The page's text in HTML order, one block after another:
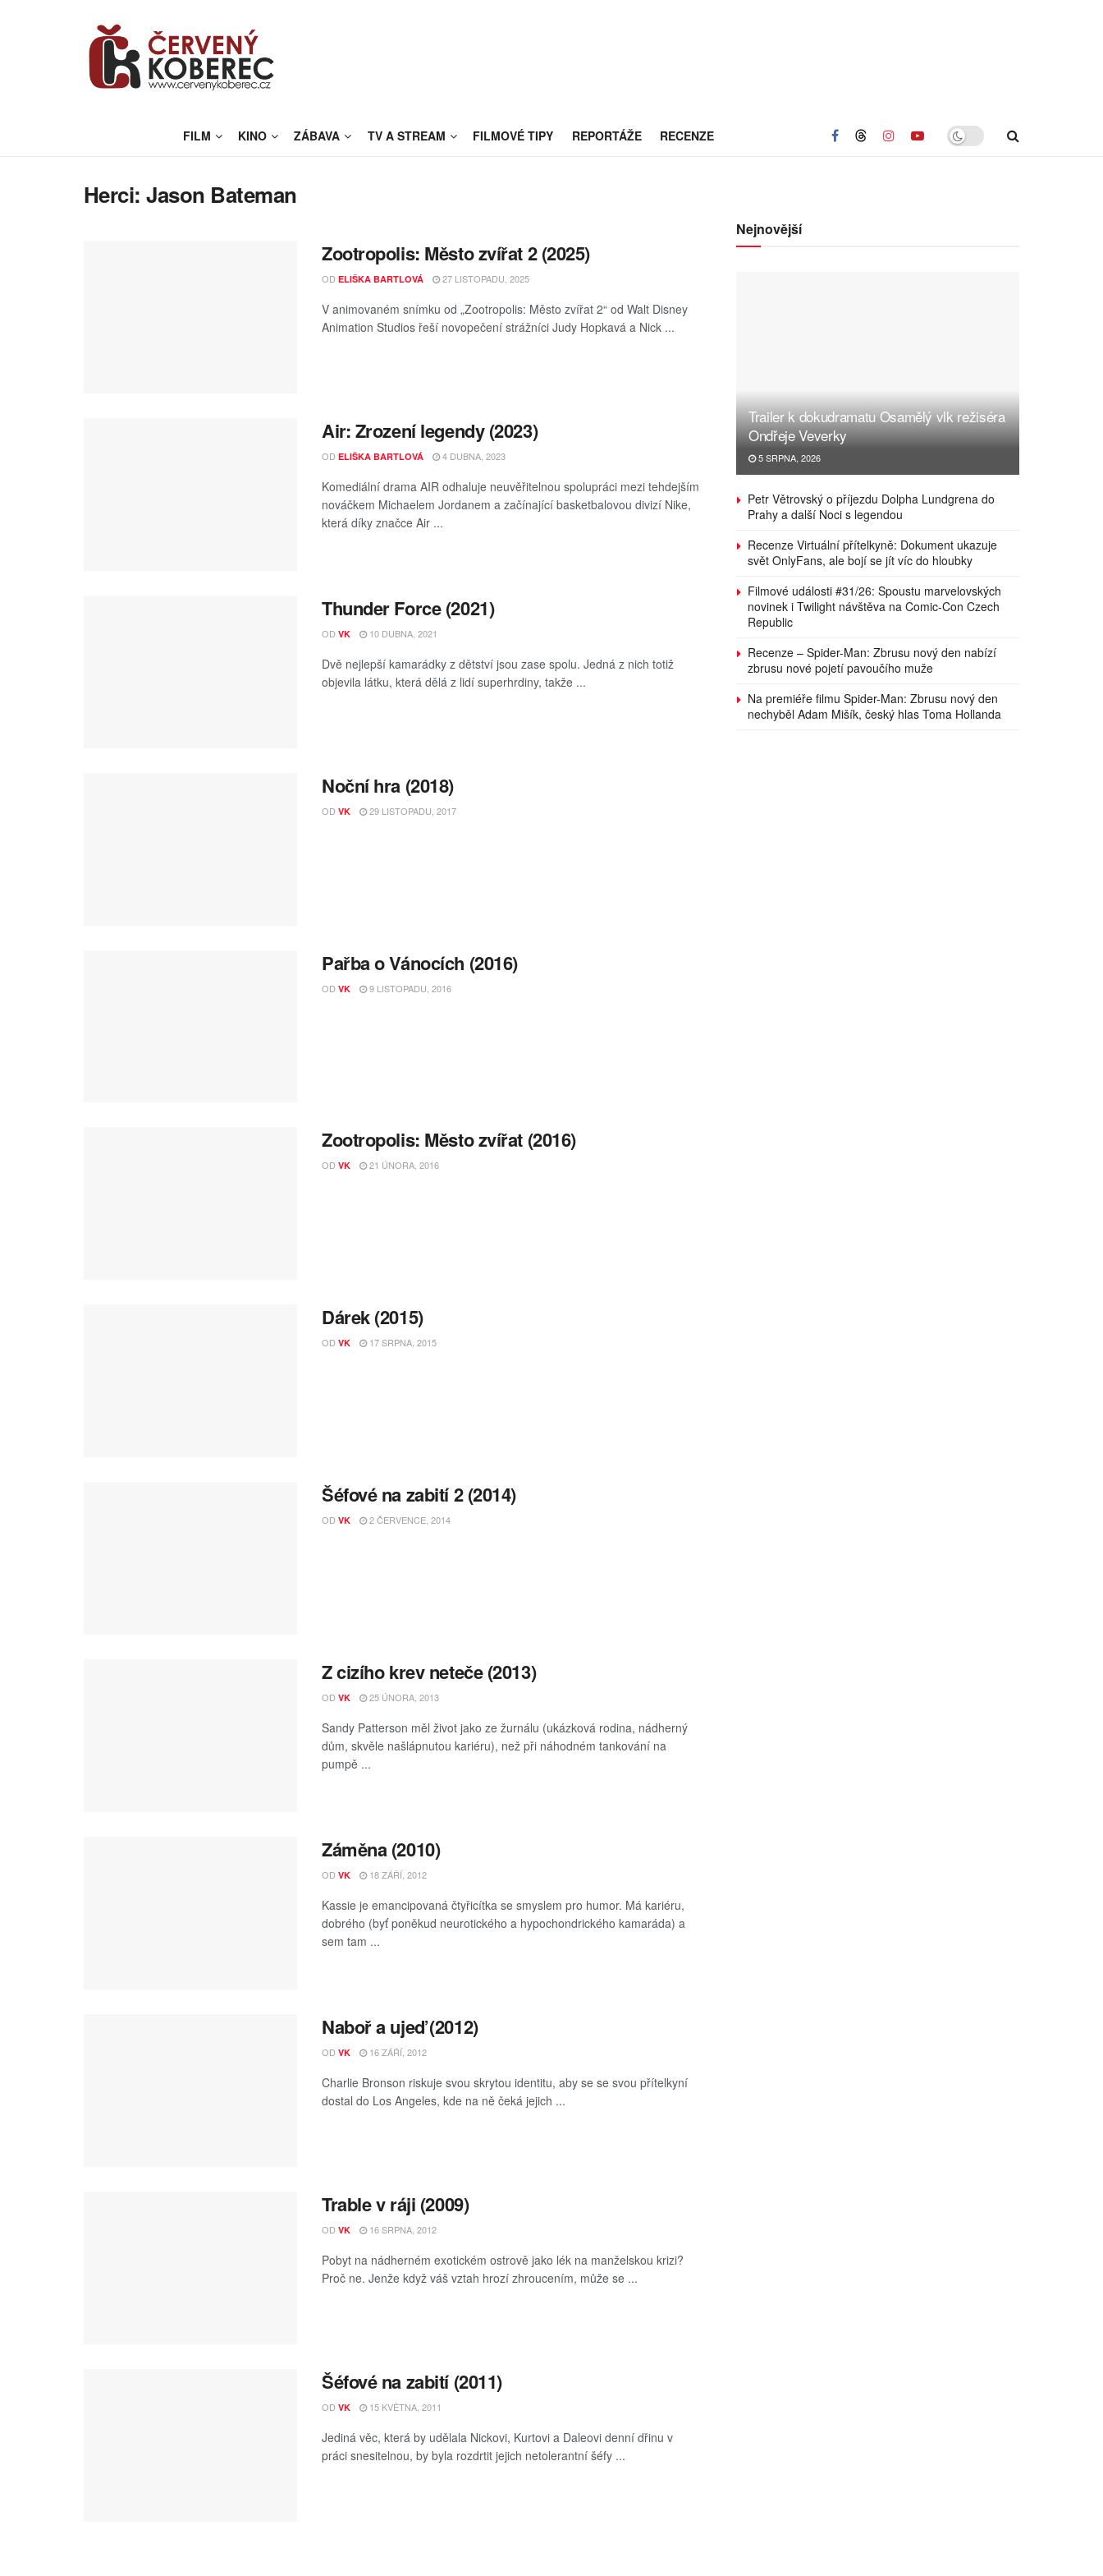
FILM KINO ZÁBAVA TV A STREAM FILMOVÉ TIPY REPORTÁŽE RECENZE
Herci:Jason Bateman
Zootropolis: Město zvířat 2 (2025)
OD ELIŠKA BARTLOVÁ 27 LISTOPADU, 2025
V animovaném snímku od „Zootropolis: Město zvířat 2“ od Walt Disney
Animation Studios řeší novopečení strážníci Judy Hopkavá a Nick ...
Air: Zrození legendy (2023)
OD ELIŠKA BARTLOVÁ 4 DUBNA, 2023
Komediální drama AIR odhaluje neuvěřitelnou spolupráci mezi tehdejším
nováčkem Michaelem Jordanem a začínající basketbalovou divizí Nike,
která díky značce Air ...
Thunder Force (2021)
OD VK 10 DUBNA, 2021
Dvě nejlepší kamarádky z dětství jsou zase spolu. Jedná z nich totiž
objevila látku, která dělá z lidí superhrdiny, takže ...
Noční hra (2018)
OD VK 29 LISTOPADU, 2017
Pařba o Vánocích (2016)
OD VK 9 LISTOPADU, 2016
Zootropolis: Město zvířat (2016)
OD VK 21 ÚNORA, 2016
Dárek (2015)
OD VK 17 SRPNA, 2015
Šéfové na zabití 2 (2014)
OD VK 2 ČERVENCE, 2014
Z cizího krev neteče (2013)
OD VK 25 ÚNORA, 2013
Sandy Patterson měl život jako ze žurnálu (ukázková rodina, nádherný
dům, skvěle našlápnutou kariéru), než při náhodném tankování na
pumpě ...
Záměna (2010)
OD VK 18 ZÁŘÍ, 2012
Kassie je emancipovaná čtyřicítka se smyslem pro humor. Má kariéru,
dobrého (byť poněkud neurotického a hypochondrického kamaráda) a
sem tam ...
Naboř a ujeď (2012)
OD VK 16 ZÁŘÍ, 2012
Charlie Bronson riskuje svou skrytou identitu, aby se se svou přítelkyní
dostal do Los Angeles, kde na ně čeká jejich ...
Trable v ráji (2009)
OD VK 16 SRPNA, 2012
Pobyt na nádherném exotickém ostrově jako lék na manželskou krizi?
Proč ne. Jenže když váš vztah hrozí zhroucením, může se ...
Šéfové na zabití (2011)
OD VK 15 KVĚTNA, 2011
Jediná věc, která by udělala Nickovi, Kurtovi a Daleovi denní dřinu v
práci snesitelnou, by byla rozdrtit jejich netolerantní šéfy ...
Nejnovější
Trailer k dokudramatu Osamělý vlk režiséra
Ondřeje Veverky
5 SRPNA, 2026
Petr Větrovský o příjezdu Dolpha Lundgrena do
Prahy a další Noci s legendou
Recenze Virtuální přítelkyně: Dokument ukazuje
svět OnlyFans, ale bojí se jít víc do hloubky
Filmové události #31/26: Spoustu marvelovských
novinek i Twilight návštěva na Comic-Con Czech
Republic
Recenze – Spider-Man: Zbrusu nový den nabízí
zbrusu nové pojetí pavoučího muže
Na premiéře filmu Spider-Man: Zbrusu nový den
nechyběl Adam Mišík, český hlas Toma Hollanda